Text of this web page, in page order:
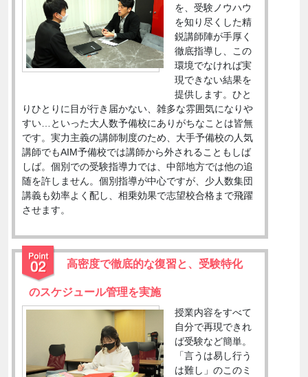
を、受験ノウハウ
を知り尽くした精
鋭講師陣が手厚く
徹底指導し、この
環境でなければ実
現できない結果を
提供します。ひと
りひとりに目が行き届かない、雑多な雰囲気になりや
すい…といった大人数予備校にありがちなことは皆無
です。実力主義の講師制度のため、大手予備校の人気
講師でもAIM予備校では講師から外されることもしば
しば。個別での受験指導力では、中部地方では他の追
随を許しません。個別指導が中心ですが、少人数集団
講義も効率よく配し、相乗効果で志望校合格まで飛躍
させます。
高密度で徹底的な復習と、受験特化
のスケジュール管理を実施
授業内容をすべて
自分で再現できれ
ば受験など簡単。
「言うは易し行う
は難し」のこのミ